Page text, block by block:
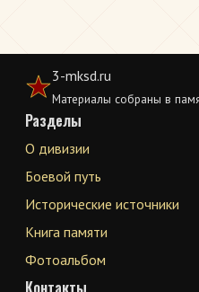
3-mksd.ru
Материалы собраны в
Разделы
О дивизии
Боевой путь
Исторические источники
Книга памяти
Фотоальбом
Контакты